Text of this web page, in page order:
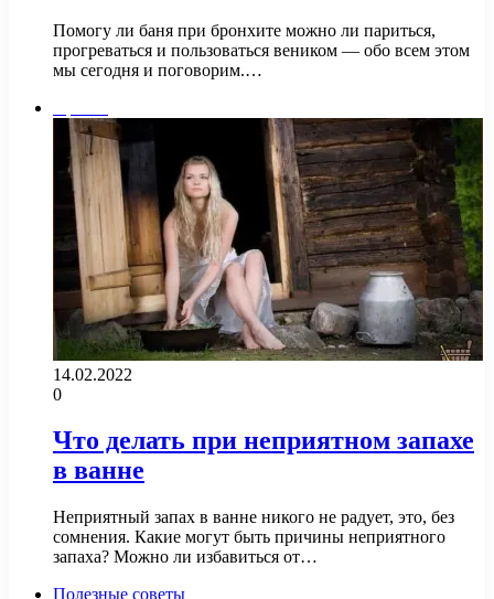
Помогу ли баня при бронхите можно ли париться,
прогреваться и пользоваться веником — обо всем этом
мы сегодня и поговорим.…
14.02.2022
0
Что делать при неприятном запахе
в ванне
Неприятный запах в ванне никого не радует, это, без
сомнения. Какие могут быть причины неприятного
запаха? Можно ли избавиться от…
Полезные советы